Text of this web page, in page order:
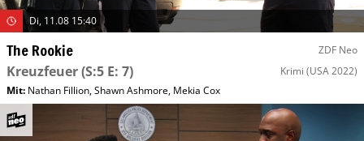
Di, 11.08 15:40
The Rookie ZDF Neo
Kreuzfeuer(S:5 E: 7) Krimi (USA 2022)
Mit: Nathan Fillion,Shawn Ashmore, Mekia Cox